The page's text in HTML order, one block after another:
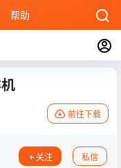
帮助
前往下载
关注 私信